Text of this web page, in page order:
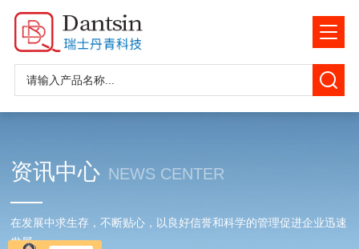
资讯中心 NEWS CENTER
在发展中求生存，不断贴心，以良好信誉和科学的管理促进企业迅速
发展